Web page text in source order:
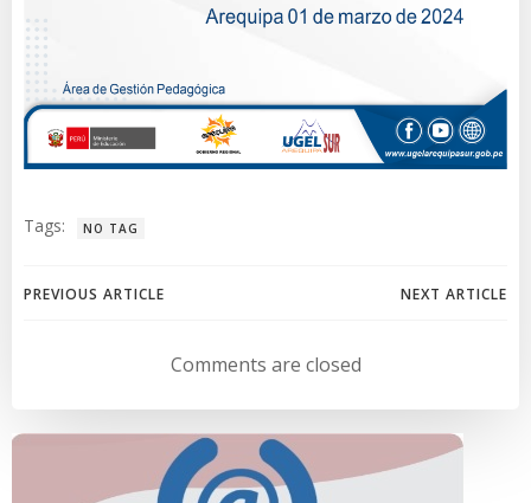
Tags: NO TAG
Navegación
entradas
PREVIOUS ARTICLE
Navegación
de
entradas
NEXT ARTICLE
Comments are closed